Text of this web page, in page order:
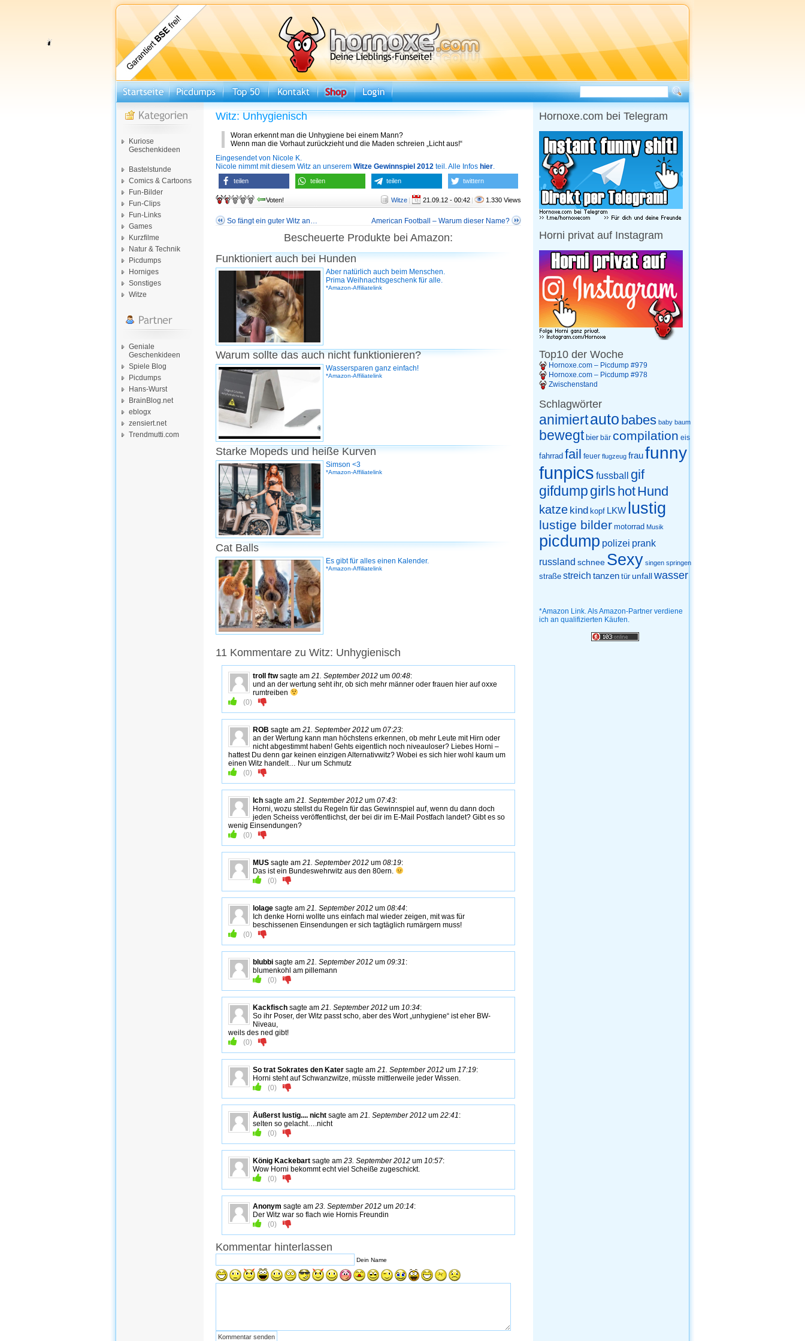
Kuriose
Geschenkideen
Bastelstunde
Comics & Cartoons
Fun-Bilder
Fun-Clips
Fun-Links
Games
Kurzfilme
Natur & Technik
Picdumps
Horniges
Sonstiges
Witze
Geniale
Geschenkideen
Spiele Blog
Picdumps
Hans-Wurst
BrainBlog.net
eblogx
zensiert.net
Trendmutti.com
Witz: Unhygienisch
Woran erkennt man die Unhygiene bei einem Mann?
Wenn man die Vorhaut zurückzieht und die Maden schreien „Licht aus!“
Eingesendet von Nicole K.
Nicole nimmt mit diesem Witz an unserem Witze Gewinnspiel 2012 teil. Alle Infos hier.
teilen teilen teilen twittern
Voten! Witze | 21.09.12 - 00:42 | 1.330 Views
So fängt ein guter Witz an… American Football – Warum dieser Name?
Bescheuerte Produkte bei Amazon:
Funktioniert auch bei Hunden
Aber natürlich auch beim Menschen.
Prima Weihnachtsgeschenk für alle.
*Amazon-Affiliatelink
Warum sollte das auch nicht funktionieren?
Wassersparen ganz einfach!
*Amazon-Affiliatelink
Starke Mopeds und heiße Kurven
Simson <3
*Amazon-Affiliatelink
Cat Balls
Es gibt für alles einen Kalender.
*Amazon-Affiliatelink
11 Kommentare zu Witz: Unhygienisch
troll ftwsagte am 21. September 2012 um 00:48:
und an der wertung seht ihr, ob sich mehr männer oder frauen hier auf oxxe
rumtreiben
(0)
ROB sagte am 21. September 2012 um 07:23:
an der Wertung kann man höchstens erkennen, ob mehr Leute mit Hirn oder
nicht abgestimmt haben! Gehts eigentlich noch niveauloser? Liebes Horni –
hattest Du denn gar keinen einzigen Alternativwitz? Wobei es sich hier wohl kaum um
einen Witz handelt… Nur um Schmutz
(0)
Ich sagte am 21. September 2012 um 07:43:
Horni, wozu stellst du Regeln für das Gewinnspiel auf, wenn du dann doch
jeden Scheiss veröffentlichst, der bei dir im E-Mail Postfach landet? Gibt es so
wenig Einsendungen?
(0)
MUS sagte am 21. September 2012 um 08:19:
Das ist ein Bundeswehrwitz aus den 80ern.
(0)
lolage sagte am 21. September 2012 um 08:44:
Ich denke Horni wollte uns einfach mal wieder zeigen, mit was für
beschissenen Einsendungen er sich tagtäglich rumärgern muss!
(0)
blubbi sagte am 21. September 2012 um 09:31:
blumenkohl am pillemann
(0)
Kackfisch sagte am 21. September 2012 um 10:34:
So ihr Poser, der Witz passt scho, aber des Wort „unhygiene“ ist eher BW-
Niveau,
weils des ned gibt!
(0)
So trat Sokrates den Kater sagte am 21. September 2012 um 17:19:
Horni steht auf Schwanzwitze, müsste mittlerweile jeder Wissen.
(0)
Äußerst lustig.... nicht sagte am 21. September 2012 um 22:41:
selten so gelacht….nicht
(0)
König Kackebart sagte am 23. September 2012 um 10:57:
Wow Horni bekommt echt viel Scheiße zugeschickt.
(0)
Anonym sagte am 23. September 2012 um 20:14:
Der Witz war so flach wie Hornis Freundin
(0)
Kommentar hinterlassen
Dein Name
Hornoxe.com bei Telegram
Horni privat auf Instagram
Top10 der Woche
Hornoxe.com – Picdump #979
Hornoxe.com – Picdump #978
Zwischenstand
Schlagwörter
animiertauto babes baby baum
bewegt bier bär compilation eis
fahrrad fail feuer flugzeug fraufunny
funpics fussball gif
gifdump girls hotHund
katze kind kopf LKW lustig
lustige bilder motorrad Musik
picdump polizei prank
russland schnee Sexy singen springen
straße streich tanzen tür unfallwasser
*Amazon Link. Als Amazon-Partner verdiene
ich an qualifizierten Käufen.